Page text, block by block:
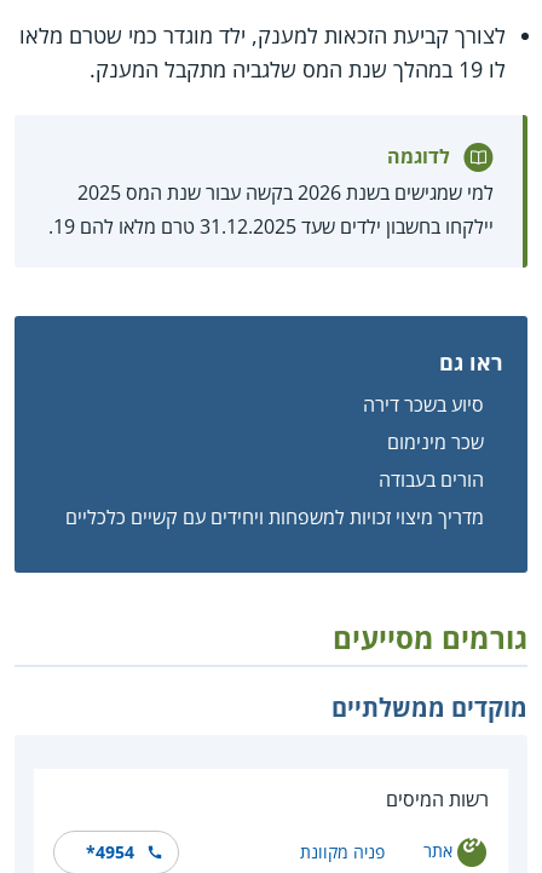
לצורך קביעת הזכאות למענק, ילד מוגדר כמי שטרם מלאו
לו 19 במהלך שנת המס שלגביה מתקבל המענק.
לדוגמה
למי שמגישים בשנת 2026 בקשה עבור שנת המס 2025
יילקחו בחשבון ילדים שעד 31.12.2025 טרם מלאו להם 19.
ראו גם
סיוע בשכר דירה
שכר מינימום
הורים בעבודה
מדריך מיצוי זכויות למשפחות ויחידים עם קשיים כלכליים
גורמים מסייעים
מוקדים ממשלתיים
רשות המיסים
אתר פניה מקוונת *4954